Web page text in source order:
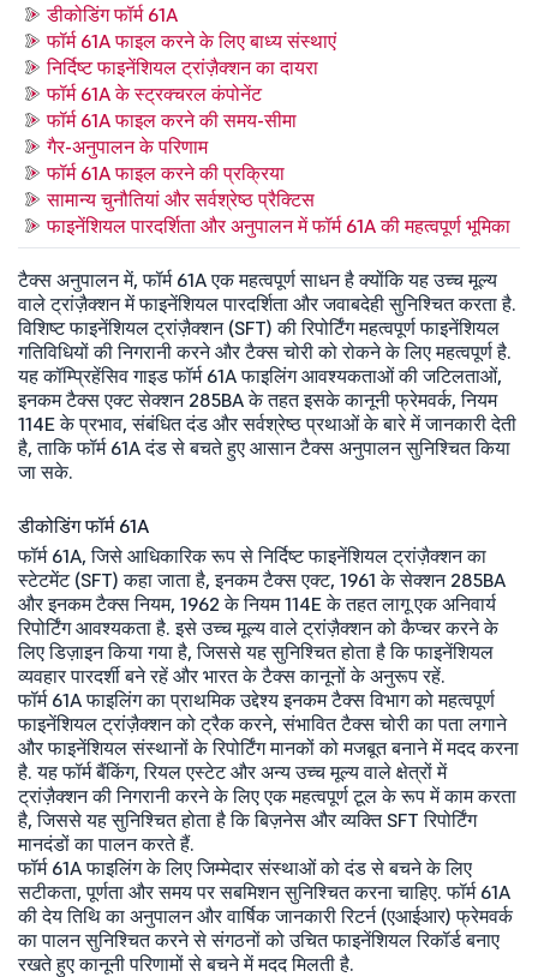
डीकोडिंग फॉर्म 61A
फॉर्म 61A फाइल करने के लिए बाध्य संस्थाएं
निर्दिष्ट फाइनेंशियल ट्रांज़ैक्शन का दायरा
फॉर्म 61A के स्ट्रक्चरल कंपोनेंट
फॉर्म 61A फाइल करने की समय-सीमा
गैर-अनुपालन के परिणाम
फॉर्म 61A फाइल करने की प्रक्रिया
सामान्य चुनौतियां और सर्वश्रेष्ठ प्रैक्टिस
फाइनेंशियल पारदर्शिता और अनुपालन में फॉर्म 61A की महत्वपूर्ण भूमिका
टैक्स अनुपालन में, फॉर्म 61A एक महत्वपूर्ण साधन है क्योंकि यह उच्च मूल्य
वाले ट्रांज़ैक्शन में फाइनेंशियल पारदर्शिता और जवाबदेही सुनिश्चित करता है.
विशिष्ट फाइनेंशियल ट्रांज़ैक्शन (SFT) की रिपोर्टिंग महत्वपूर्ण फाइनेंशियल
गतिविधियों की निगरानी करने और टैक्स चोरी को रोकने के लिए महत्वपूर्ण है.
यह कॉम्प्रिहेंसिव गाइड फॉर्म 61A फाइलिंग आवश्यकताओं की जटिलताओं,
इनकम टैक्स एक्ट सेक्शन 285BA के तहत इसके कानूनी फ्रेमवर्क, नियम
114E के प्रभाव, संबंधित दंड और सर्वश्रेष्ठ प्रथाओं के बारे में जानकारी देती
है, ताकि फॉर्म 61A दंड से बचते हुए आसान टैक्स अनुपालन सुनिश्चित किया
जा सके.
डीकोडिंग फॉर्म 61A
फॉर्म 61A, जिसे आधिकारिक रूप से निर्दिष्ट फाइनेंशियल ट्रांज़ैक्शन का
स्टेटमेंट (SFT) कहा जाता है, इनकम टैक्स एक्ट, 1961 के सेक्शन 285BA
और इनकम टैक्स नियम, 1962 के नियम 114E के तहत लागू एक अनिवार्य
रिपोर्टिंग आवश्यकता है. इसे उच्च मूल्य वाले ट्रांज़ैक्शन को कैप्चर करने के
लिए डिज़ाइन किया गया है, जिससे यह सुनिश्चित होता है कि फाइनेंशियल
व्यवहार पारदर्शी बने रहें और भारत के टैक्स कानूनों के अनुरूप रहें.
फॉर्म 61A फाइलिंग का प्राथमिक उद्देश्य इनकम टैक्स विभाग को महत्वपूर्ण
फाइनेंशियल ट्रांज़ैक्शन को ट्रैक करने, संभावित टैक्स चोरी का पता लगाने
और फाइनेंशियल संस्थानों के रिपोर्टिंग मानकों को मजबूत बनाने में मदद करना
है. यह फॉर्म बैंकिंग, रियल एस्टेट और अन्य उच्च मूल्य वाले क्षेत्रों में
ट्रांज़ैक्शन की निगरानी करने के लिए एक महत्वपूर्ण टूल के रूप में काम करता
है, जिससे यह सुनिश्चित होता है कि बिज़नेस और व्यक्ति SFT रिपोर्टिंग
मानदंडों का पालन करते हैं.
फॉर्म 61A फाइलिंग के लिए जिम्मेदार संस्थाओं को दंड से बचने के लिए
सटीकता, पूर्णता और समय पर सबमिशन सुनिश्चित करना चाहिए. फॉर्म 61A
की देय तिथि का अनुपालन और वार्षिक जानकारी रिटर्न (एआईआर) फ्रेमवर्क
का पालन सुनिश्चित करने से संगठनों को उचित फाइनेंशियल रिकॉर्ड बनाए
रखते हुए कानूनी परिणामों से बचने में मदद मिलती है.